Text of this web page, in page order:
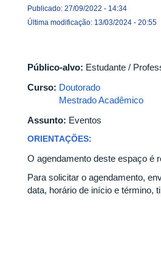
Publicado: 27/09/2022 - 14:34
Última modificação: 13/03/2024 - 20:55
Público-alvo: Estudante /
Curso: Doutorado
Mestrado Acadêmico
Assunto: Eventos
ORIENTAÇÕES:
O agendamento deste espaço é
Para solicitar o agendamento,
data, horário de início e término,